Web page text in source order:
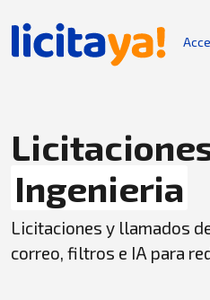
Ingenieria
Licitaciones y llamados
correo, filtros e IA para